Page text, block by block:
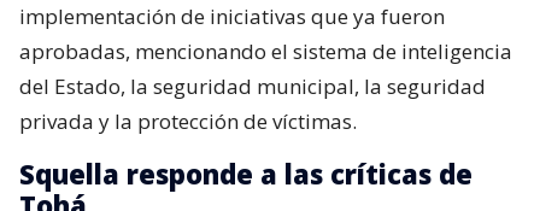
implementación de iniciativas que ya fueron
aprobadas, mencionando el sistema de inteligencia
del Estado, la seguridad municipal, la seguridad
privada y la protección de víctimas.
Squella responde a las críticas de